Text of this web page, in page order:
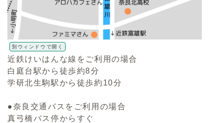
別ウィンドウで開く
近鉄けいはんな線をご利用の場合
白庭台駅から徒歩約8分
学研北生駒駅から徒歩約10分
●奈良交通バスをご利用の場合
真弓橋バス停からすぐ